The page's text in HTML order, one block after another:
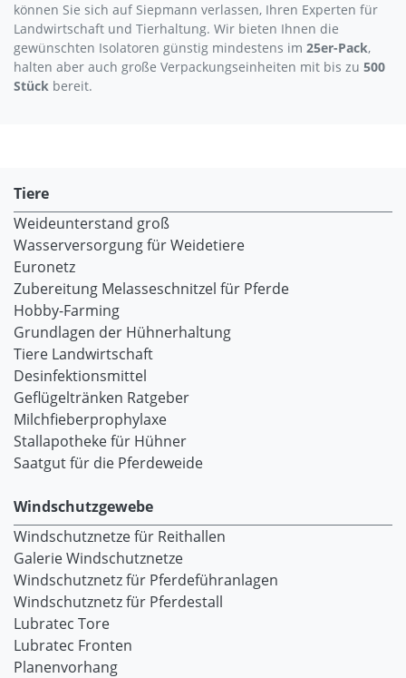
können Sie sich auf Siepmann verlassen, Ihren Experten für
Landwirtschaft und Tierhaltung. Wir bieten Ihnen die
gewünschten Isolatoren günstig mindestens im 25er-Pack,
halten aber auch große Verpackungseinheiten mit bis zu 500
Stück bereit.
Tiere
Weideunterstand groß
Wasserversorgung für Weidetiere
Euronetz
Zubereitung Melasseschnitzel für Pferde
Hobby-Farming
Grundlagen der Hühnerhaltung
Tiere Landwirtschaft
Desinfektionsmittel
Geflügeltränken Ratgeber
Milchfieberprophylaxe
Stallapotheke für Hühner
Saatgut für die Pferdeweide
Windschutzgewebe
Windschutznetze für Reithallen
Galerie Windschutznetze
Windschutznetz für Pferdeführanlagen
Windschutznetz für Pferdestall
Lubratec Tore
Lubratec Fronten
Planenvorhang